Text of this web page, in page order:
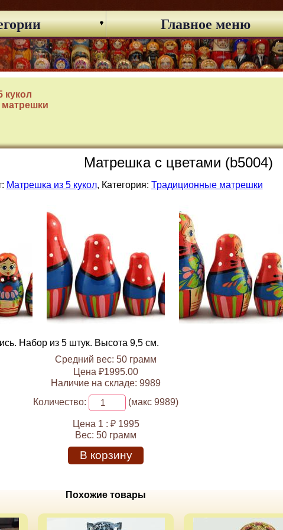
Главное меню
кукол
Матрешка с цветами (b5004)
Матрешка из 5 кукол, Категория: Традиционные матрешки
Набор из 5 штук. Высота 9,5 см.
Средний вес: 50 грамм
Цена ₽1995.00
Наличие на складе: 9989
Количество:
(макс 9989)
Цена 1 : ₽ 1995
Вес: 50 грамм
В корзину
Похожие товары